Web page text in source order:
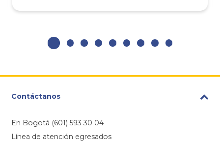
Contáctanos
En Bogotá (601) 593 30 04
Línea de atención egresados